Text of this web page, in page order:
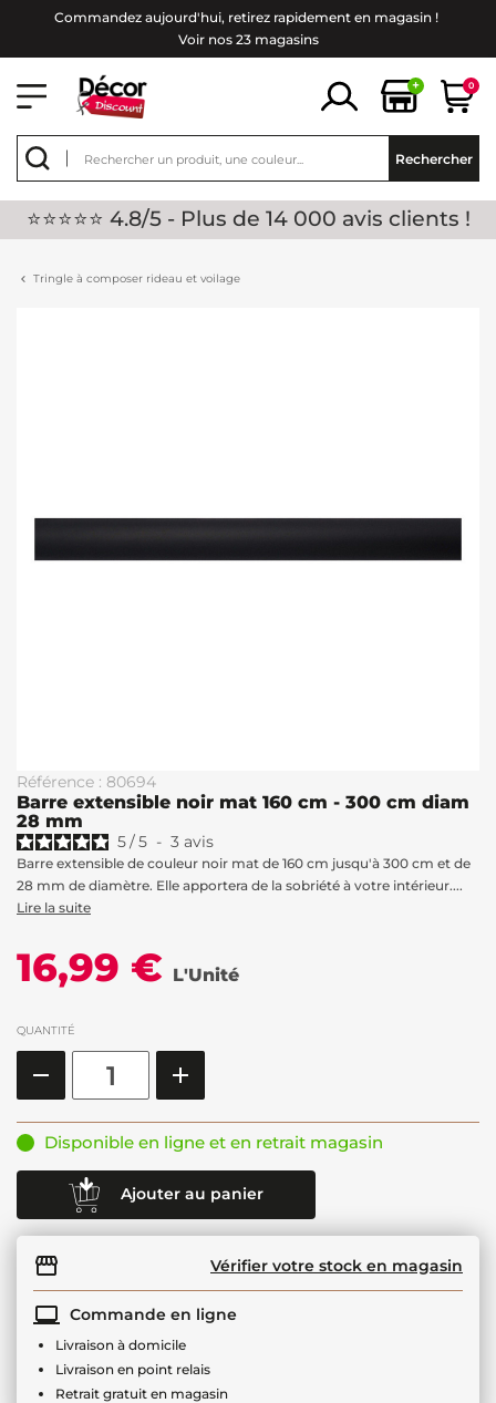
Commandez aujourd'hui, retirez rapidement en magasin !
Voir nos 23 magasins
+ 0
Rechercher
⭐⭐⭐⭐⭐ 4.8/5 - Plus de 14 000 avis clients !
Tringle à composer rideau et voilage
Référence : 80694
Barre extensible noir mat 160 cm - 300 cm diam
28 mm
5/5 - 3 avis
Barre extensible de couleur noir mat de 160 cm jusqu'à 300 cm et de
28 mm de diamètre. Elle apportera de la sobriété à votre intérieur....
Lire la suite
16,99 € L'Unité
QUANTITÉ
Disponible en ligne et en retrait magasin
Ajouter au panier
Vérifier votre stock en magasin
Commande en ligne
Livraison à domicile
Livraison en point relais
Retrait gratuit en magasin